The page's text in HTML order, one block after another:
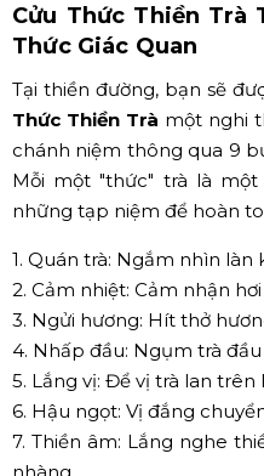
Cửu Thức Thiền Trà
Thức Giác Quan
Tại thiền đường, bạn sẽ
Thức Thiền Trà một nghi
chánh niệm thông qua 9
Mỗi một "thức" trà là
những tạp niệm để hoàn
1. Quán trà: Ngắm nhìn
2. Cảm nhiệt: Cảm nhận
3. Ngửi hương: Hít thở
4. Nhấp đầu: Ngụm trà
5. Lắng vị: Để vị trà lan trên
6. Hậu ngọt: Vị đắng
7. Thiền âm: Lắng nghe